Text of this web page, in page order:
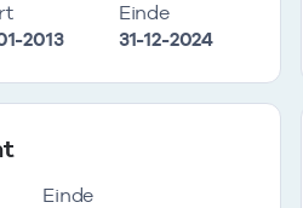
2013
Einde
31-12-2024
Einde